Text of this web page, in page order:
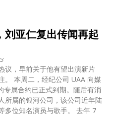
刘亚仁复出传闻再起
议，早前关于他有望出演新片
向媒
属合约已正式到期。随后有消
所属的银河公司，该公司近年陆
知名演员与歌手。 去年 7